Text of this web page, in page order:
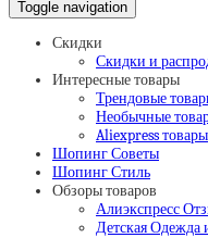
Toggle navigation
Скидки
Скидки и
Интересные товары
Трендовые
Необычные
Aliexpress товары
Шопинг Советы
Шопинг Стиль
Обзоры товаров
Алиэкспресс
Детская Одежда